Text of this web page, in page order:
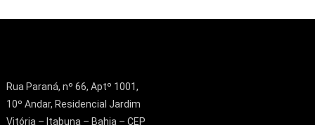
Rua Paraná, nº 66, Aptº 1001,
10º Andar, Residencial Jardim
Vitória – Itabuna – Bahia – CEP